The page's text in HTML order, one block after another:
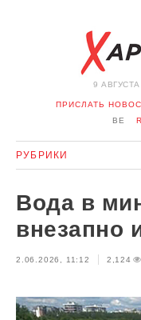
9
ПРИСЛАТЬ
BE
РУБРИКИ
ПРОИСШЕСТВИЯ
МНЕНИЕ ИНТЕРВЬЮ
АВТО ОТДЫХ
Вода в
внезапно
2.06.2026, 11:12 2,124